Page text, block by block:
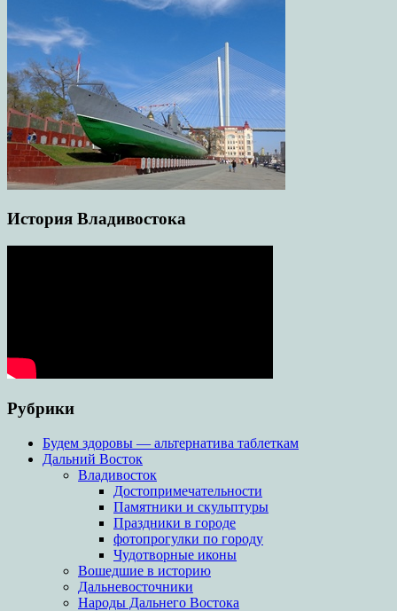
История Владивостока
Рубрики
Будем здоровы — альтернатива таблеткам
Дальний Восток
Владивосток
Достопримечательности
Памятники и скульптуры
Праздники в городе
фотопрогулки по городу
Чудотворные иконы
Вошедшие в историю
Дальневосточники
Народы Дальнего Востока